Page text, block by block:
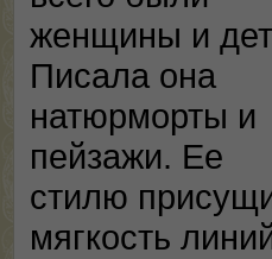
женщины и
Писала она
натюрморты и
пейзажи. Ее
стилю
мягкость